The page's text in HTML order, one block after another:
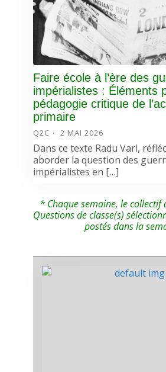
Faire école à l’ère des
impérialistes : Éléments
pédagogie critique de
primaire
Q2C 2 MAI 2026
Dans ce texte Radu Varl,
aborder la question des
impérialistes en […]
* Chaque semaine, le collectif
Questions de classe(s)
postés dans la